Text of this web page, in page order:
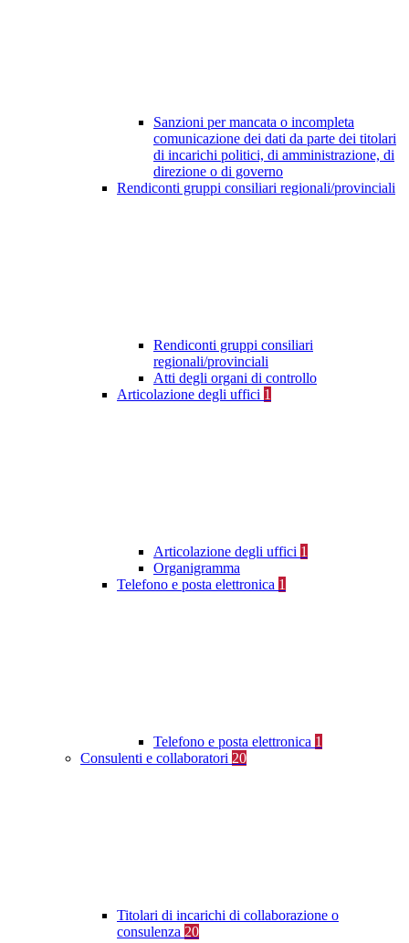
Sanzioni per mancata o incompleta
comunicazione dei dati da parte dei titolari
di incarichi politici, di amministrazione, di
direzione o di governo
Rendiconti gruppi consiliari regionali/provinciali
Rendiconti gruppi consiliari
regionali/provinciali
Atti degli organi di controllo
Articolazione degli uffici 1
Articolazione degli uffici 1
Organigramma
Telefono e posta elettronica 1
Telefono e posta elettronica 1
Consulenti e collaboratori 20
Titolari di incarichi di collaborazione o
consulenza 20